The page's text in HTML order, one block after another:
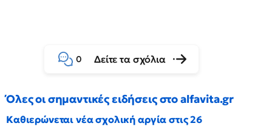
0 Δείτε τα σχόλια
Όλες οι σημαντικές ειδήσεις στο alfavita.gr
Καθιερώνεται νέα σχολική αργία στις 26